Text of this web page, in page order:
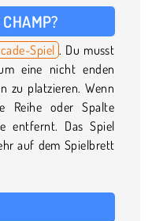
Spiel . Du musst
eine nicht enden
zu platzieren. Wenn
Reihe oder Spalte
entfernt. Das Spiel
auf dem Spielbrett